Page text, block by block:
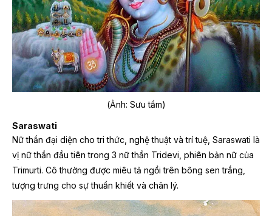
(Ảnh: Sưu tầm)
Saraswati
Nữ thần đại diện cho tri thức, nghệ thuật và trí tuệ, Saraswati là
vị nữ thần đầu tiên trong 3 nữ thần Tridevi, phiên bản nữ của
Trimurti. Cô thường được miêu tả ngồi trên bông sen trắng,
tượng trưng cho sự thuần khiết và chân lý.